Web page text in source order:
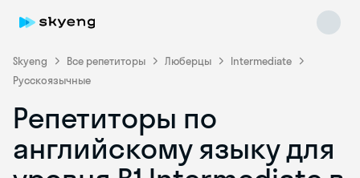
Skyeng Все репетиторы Люберцы
Intermediate
Русскоязычные
Репетиторы по
английскому языку для